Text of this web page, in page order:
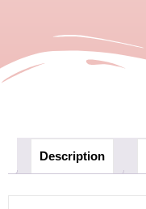
Description